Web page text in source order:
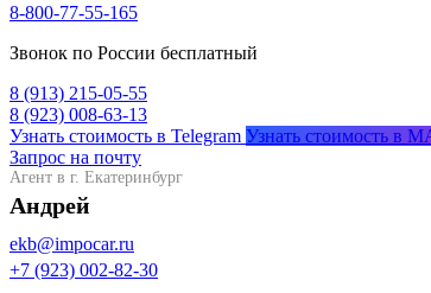
8-800-77-55-165
Звонок по России бесплатный
8 (913) 215-05-55
8 (923) 008-63-13
Узнать стоимость в Telegram Узнать стоимость в
Запрос на почту
Агент в г. Екатеринбург
Андрей
ekb@impocar.ru
+7 (923) 002-82-30